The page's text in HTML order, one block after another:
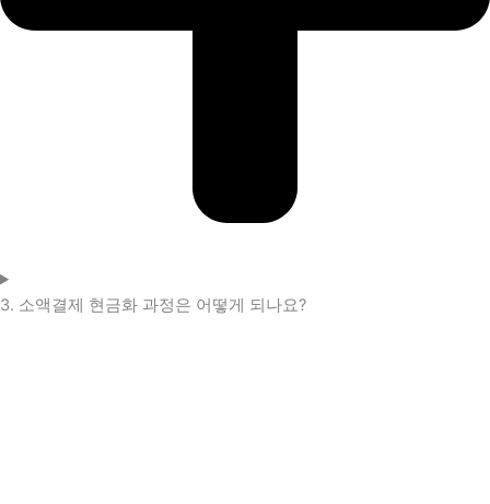
3. 소액결제 현금화 과정은 어떻게 되나요?